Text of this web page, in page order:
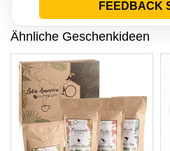
FEEDBACK
Ähnliche Geschenkideen